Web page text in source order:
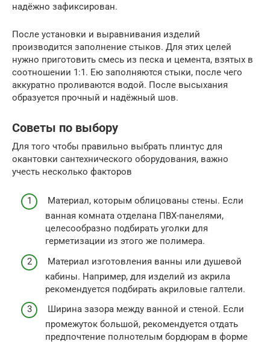
надёжно зафиксирован.
После установки и выравнивания изделий
производится заполнение стыков. Для этих целей
нужно приготовить смесь из песка и цемента, взятых в
соотношении 1:1. Ею заполняются стыки, после чего
аккуратно проливаются водой. После высыхания
образуется прочный и надёжный шов.
Советы по выбору
Для того чтобы правильно выбрать плинтус для
окантовки сантехнического оборудования, важно
учесть несколько факторов
Материал, которым облицованы стены. Если
ванная комната отделана ПВХ-панелями,
целесообразно подбирать уголки для
герметизации из этого же полимера.
Материал изготовления ванны или душевой
кабины. Например, для изделий из акрила
рекомендуется подбирать акриловые галтели.
Ширина зазора между ванной и стеной. Если
промежуток большой, рекомендуется отдать
предпочтение полнотелым бордюрам в форме